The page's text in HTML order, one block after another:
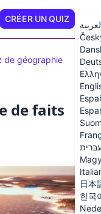
CRÉER UN QUIZ
日本
한국
de géographie
de faits